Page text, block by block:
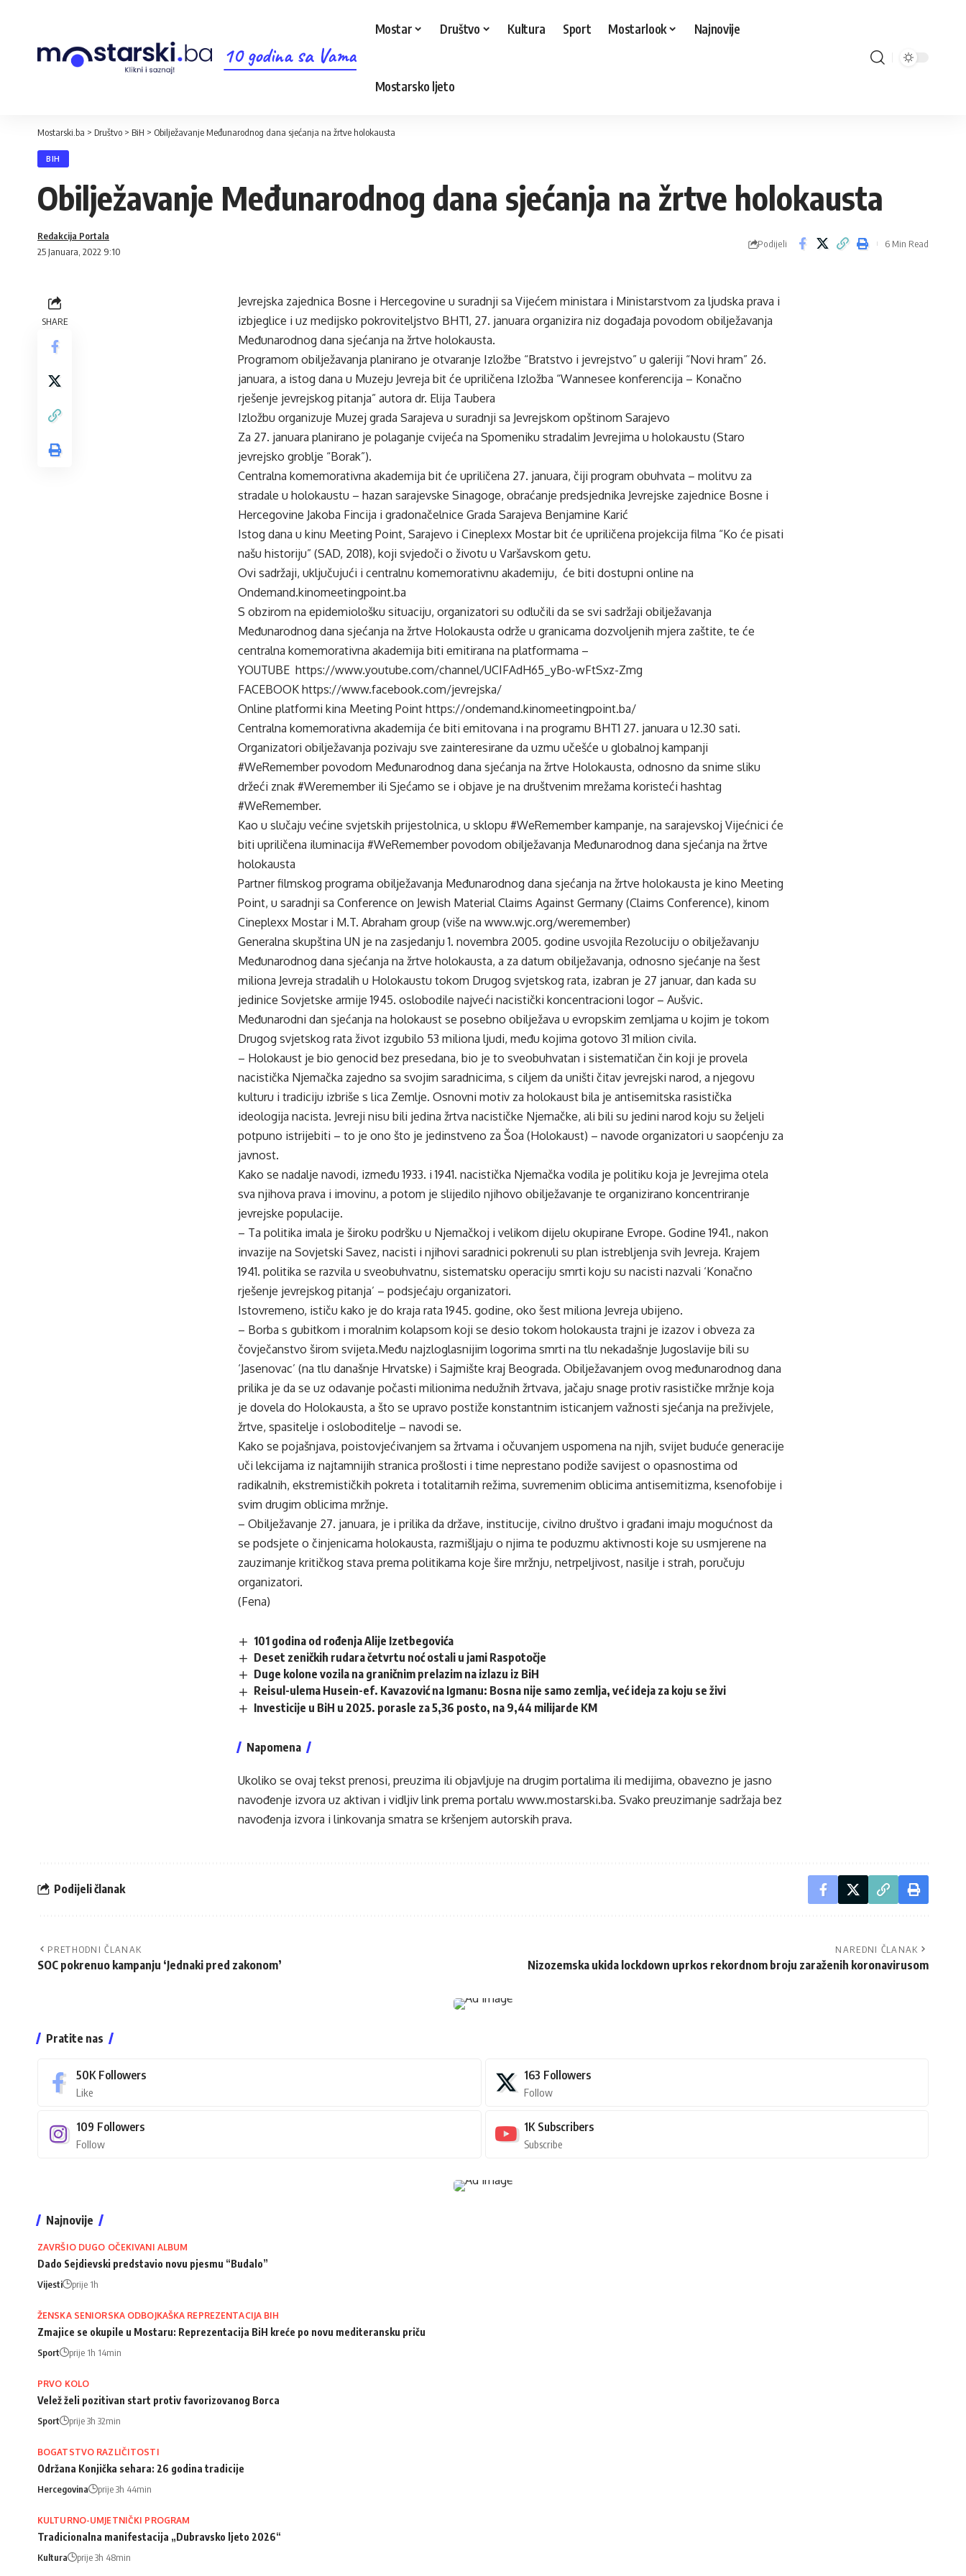
10 godina sa Vama
Mostar Društvo Kultura Sport Mostarlook Najnovije
Mostarsko ljeto
Mostarski.ba > Društvo > BiH > Obilježavanje Međunarodnog dana sjećanja na žrtve holokausta
BIH
Obilježavanje Međunarodnog dana sjećanja na žrtve holokausta
25 Januara, 2022 9:10
Redakcija Portala
Podijeli 6 Min Read
SHARE
Jevrejska zajednica Bosne i Hercegovine u suradnji sa Vijećem ministara i Ministarstvom za ljudska prava i
izbjeglice i uz medijsko pokroviteljstvo BHT1, 27. januara organizira niz događaja povodom obilježavanja
Međunarodnog dana sjećanja na žrtve holokausta.
Programom obilježavanja planirano je otvaranje Izložbe “Bratstvo i jevrejstvo” u galeriji “Novi hram” 26.
januara, a istog dana u Muzeju Jevreja bit će upriličena Izložba “Wannesee konferencija – Konačno
rješenje jevrejskog pitanja” autora dr. Elija Taubera
Izložbu organizuje Muzej grada Sarajeva u suradnji sa Jevrejskom opštinom Sarajevo
Za 27. januara planirano je polaganje cvijeća na Spomeniku stradalim Jevrejima u holokaustu (Staro
jevrejsko groblje “Borak”).
Centralna komemorativna akademija bit će upriličena 27. januara, čiji program obuhvata – molitvu za
stradale u holokaustu – hazan sarajevske Sinagoge, obraćanje predsjednika Jevrejske zajednice Bosne i
Hercegovine Jakoba Fincija i gradonačelnice Grada Sarajeva Benjamine Karić
Istog dana u kinu Meeting Point, Sarajevo i Cineplexx Mostar bit će upriličena projekcija filma “Ko će pisati
našu historiju” (SAD, 2018), koji svjedoči o životu u Varšavskom getu.
Ovi sadržaji, uključujući i centralnu komemorativnu akademiju, će biti dostupni online na
Ondemand.kinomeetingpoint.ba
S obzirom na epidemiološku situaciju, organizatori su odlučili da se svi sadržaji obilježavanja
Međunarodnog dana sjećanja na žrtve Holokausta održe u granicama dozvoljenih mjera zaštite, te će
centralna komemorativna akademija biti emitirana na platformama –
YOUTUBE https://www.youtube.com/channel/UCIFAdH65_yBo-wFtSxz-Zmg
FACEBOOK https://www.facebook.com/jevrejska/
Online platformi kina Meeting Point https://ondemand.kinomeetingpoint.ba/
Centralna komemorativna akademija će biti emitovana i na programu BHT1 27. januara u 12.30 sati.
Organizatori obilježavanja pozivaju sve zainteresirane da uzmu učešće u globalnoj kampanji
#WeRemember povodom Međunarodnog dana sjećanja na žrtve Holokausta, odnosno da snime sliku
držeći znak #Weremember ili Sjećamo se i objave je na društvenim mrežama koristeći hashtag
#WeRemember.
Kao u slučaju većine svjetskih prijestolnica, u sklopu #WeRemember kampanje, na sarajevskoj Vijećnici će
biti upriličena iluminacija #WeRemember povodom obilježavanja Međunarodnog dana sjećanja na žrtve
holokausta
Partner filmskog programa obilježavanja Međunarodnog dana sjećanja na žrtve holokausta je kino Meeting
Point, u saradnji sa Conference on Jewish Material Claims Against Germany (Claims Conference), kinom
Cineplexx Mostar i M.T. Abraham group (više na www.wjc.org/weremember)
Generalna skupština UN je na zasjedanju 1. novembra 2005. godine usvojila Rezoluciju o obilježavanju
Međunarodnog dana sjećanja na žrtve holokausta, a za datum obilježavanja, odnosno sjećanje na šest
miliona Jevreja stradalih u Holokaustu tokom Drugog svjetskog rata, izabran je 27 januar, dan kada su
jedinice Sovjetske armije 1945. oslobodile najveći nacistički koncentracioni logor – Aušvic.
Međunarodni dan sjećanja na holokaust se posebno obilježava u evropskim zemljama u kojim je tokom
Drugog svjetskog rata život izgubilo 53 miliona ljudi, među kojima gotovo 31 milion civila.
– Holokaust je bio genocid bez presedana, bio je to sveobuhvatan i sistematičan čin koji je provela
nacistička Njemačka zajedno sa svojim saradnicima, s ciljem da uništi čitav jevrejski narod, a njegovu
kulturu i tradiciju izbriše s lica Zemlje. Osnovni motiv za holokaust bila je antisemitska rasistička
ideologija nacista. Jevreji nisu bili jedina žrtva nacističke Njemačke, ali bili su jedini narod koju su željeli
potpuno istrijebiti – to je ono što je jedinstveno za Šoa (Holokaust) – navode organizatori u saopćenju za
javnost.
Kako se nadalje navodi, između 1933. i 1941. nacistička Njemačka vodila je politiku koja je Jevrejima otela
sva njihova prava i imovinu, a potom je slijedilo njihovo obilježavanje te organizirano koncentriranje
jevrejske populacije.
– Ta politika imala je široku podršku u Njemačkoj i velikom dijelu okupirane Evrope. Godine 1941., nakon
invazije na Sovjetski Savez, nacisti i njihovi saradnici pokrenuli su plan istrebljenja svih Jevreja. Krajem
1941. politika se razvila u sveobuhvatnu, sistematsku operaciju smrti koju su nacisti nazvali ‘Konačno
rješenje jevrejskog pitanja’ – podsjećaju organizatori.
Istovremeno, ističu kako je do kraja rata 1945. godine, oko šest miliona Jevreja ubijeno.
– Borba s gubitkom i moralnim kolapsom koji se desio tokom holokausta trajni je izazov i obveza za
čovječanstvo širom svijeta.Među najzloglasnijim logorima smrti na tlu nekadašnje Jugoslavije bili su
‘Jasenovac’ (na tlu današnje Hrvatske) i Sajmište kraj Beograda. Obilježavanjem ovog međunarodnog dana
prilika je da se uz odavanje počasti milionima nedužnih žrtvava, jačaju snage protiv rasističke mržnje koja
je dovela do Holokausta, a što se upravo postiže konstantnim isticanjem važnosti sjećanja na preživjele,
žrtve, spasitelje i osloboditelje – navodi se.
Kako se pojašnjava, poistovjećivanjem sa žrtvama i očuvanjem uspomena na njih, svijet buduće generacije
uči lekcijama iz najtamnijih stranica prošlosti i time neprestano podiže savijest o opasnostima od
radikalnih, ekstremističkih pokreta i totalitarnih režima, suvremenim oblicima antisemitizma, ksenofobije i
svim drugim oblicima mržnje.
– Obilježavanje 27. januara, je i prilika da države, institucije, civilno društvo i građani imaju mogućnost da
se podsjete o činjenicama holokausta, razmišljaju o njima te poduzmu aktivnosti koje su usmjerene na
zauzimanje kritičkog stava prema politikama koje šire mržnju, netrpeljivost, nasilje i strah, poručuju
organizatori.
(Fena)
101 godina od rođenja Alije Izetbegovića
Deset zeničkih rudara četvrtu noć ostali u jami Raspotočje
Duge kolone vozila na graničnim prelazim na izlazu iz BiH
Reisul-ulema Husein-ef. Kavazović na Igmanu: Bosna nije samo zemlja, već ideja za koju se živi
Investicije u BiH u 2025. porasle za 5,36 posto, na 9,44 milijarde KM
Napomena
Ukoliko se ovaj tekst prenosi, preuzima ili objavljuje na drugim portalima ili medijima, obavezno je jasno
navođenje izvora uz aktivan i vidljiv link prema portalu www.mostarski.ba. Svako preuzimanje sadržaja bez
navođenja izvora i linkovanja smatra se kršenjem autorskih prava.
Podijeli članak
PRETHODNI ČLANAK
SOC pokrenuo kampanju ‘Jednaki pred zakonom’
NAREDNI ČLANAK
Nizozemska ukida lockdown uprkos rekordnom broju zaraženih koronavirusom
Pratite nas
50K Followers
Like
163 Followers
Follow
109 Followers
Follow
1K Subscribers
Subscribe
Najnovije
ZAVRŠIO DUGO OČEKIVANI ALBUM
Dado Sejdievski predstavio novu pjesmu “Budalo”
Vijesti prije 1h
ŽENSKA SENIORSKA ODBOJKAŠKA REPREZENTACIJA BIH
Zmajice se okupile u Mostaru: Reprezentacija BiH kreće po novu mediteransku priču
Sport prije 1h 14min
PRVO KOLO
Velež želi pozitivan start protiv favorizovanog Borca
Sport prije 3h 32min
BOGATSTVO RAZLIČITOSTI
Održana Konjička sehara: 26 godina tradicije
Hercegovina prije 3h 44min
KULTURNO-UMJETNIČKI PROGRAM
Tradicionalna manifestacija „Dubravsko ljeto 2026“
Kultura prije 3h 48min